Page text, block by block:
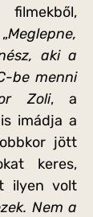
Meglepne,
aki a
be menni
Zoli, a
imádja a
jött
keres,
ilyen volt
Nem a